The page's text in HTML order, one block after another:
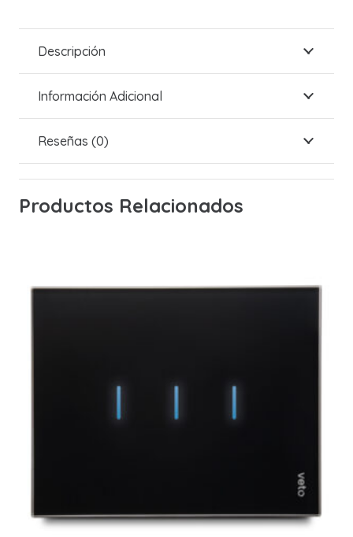
Descripción
Información Adicional
Reseñas (0)
Productos Relacionados